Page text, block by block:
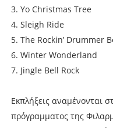
3. Yo Christmas Tree
4. Sleigh Ride
5. The Rockin’ Drummer
6. Winter Wonderland
7. Jingle Bell Rock
Εκπλήξεις αναμένονται
πρόγραμματος της